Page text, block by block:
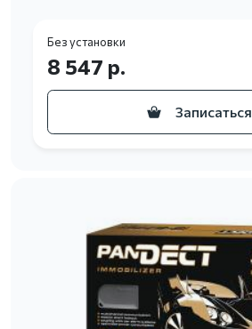
Без установки
8 547 р.
Записаться